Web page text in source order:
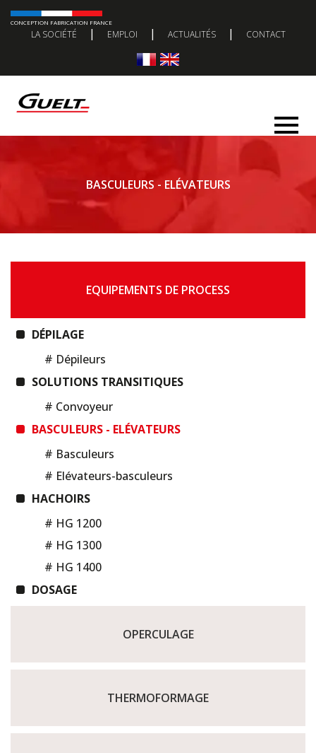
CONCEPTION FABRICATION FRANCE
LA SOCIÉTÉ | EMPLOI | ACTUALITÉS | CONTACT
BASCULEURS - ELÉVATEURS
EQUIPEMENTS DE PROCESS
DÉPILAGE
# Dépileurs
SOLUTIONS TRANSITIQUES
# Convoyeur
BASCULEURS - ELÉVATEURS
# Basculeurs
# Elévateurs-basculeurs
HACHOIRS
# HG 1200
# HG 1300
# HG 1400
DOSAGE
OPERCULAGE
THERMOFORMAGE